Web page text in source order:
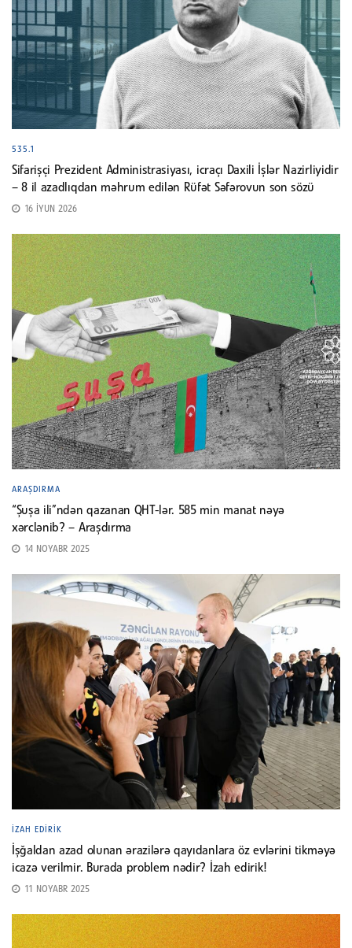
535.1
Sifarişçi Prezident Administrasiyası, icraçı Daxili İşlər Nazirliyidir
– 8 il azadlıqdan məhrum edilən Rüfət Səfərovun son sözü
16 İYUN 2026
ARAŞDIRMA
“Şuşa ili”ndən qazanan QHT-lər. 585 min manat nəyə
xərclənib? – Araşdırma
14 NOYABR 2025
İZAH EDIRIK
İşğaldan azad olunan ərazilərə qayıdanlara öz evlərini tikməyə
icazə verilmir. Burada problem nədir? İzah edirik!
11 NOYABR 2025